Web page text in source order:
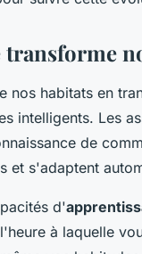
nos habitats en
intelligents. Les
de
et s'adaptent
d'
à laquelle